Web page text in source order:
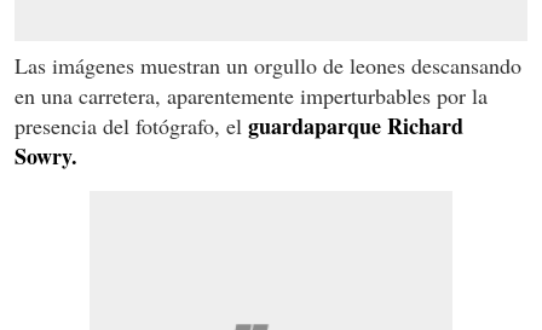
Las imágenes muestran un orgullo de leones descansando
en una carretera, aparentemente imperturbables por la
presencia del fotógrafo, el guardaparque Richard
Sowry.